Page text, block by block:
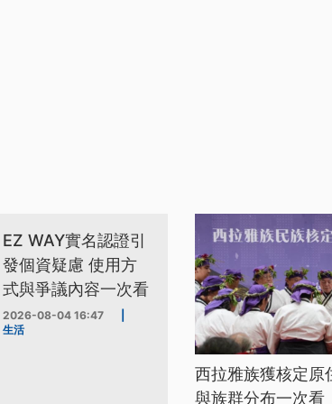
EZ WAY實名認證引
發個資疑慮 使用方
式與爭議內容一次看
2026-08-04 16:47
生活
西拉雅族獲核定原
與族群分布一次看